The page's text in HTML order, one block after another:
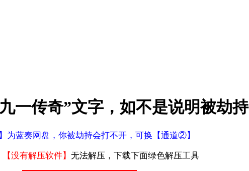
一传奇”文字，如不是说明被劫持
为蓝奏网盘，你被劫持会打不开，可换【通道②】
【没有解压软件】 无法解压，下载下面绿色解压工具